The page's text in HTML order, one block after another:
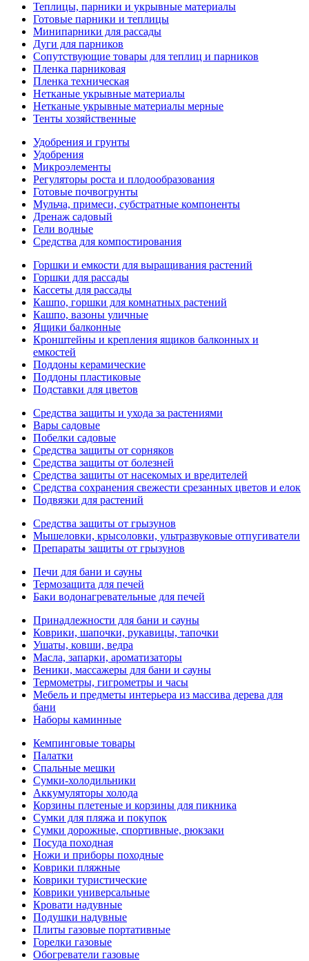
Теплицы, парники и укрывные материалы
Готовые парники и теплицы
Минипарники для рассады
Дуги для парников
Сопутствующие товары для теплиц и парников
Пленка парниковая
Пленка техническая
Нетканые укрывные материалы
Нетканые укрывные материалы мерные
Тенты хозяйственные
Удобрения и грунты
Удобрения
Микроэлементы
Регуляторы роста и плодообразования
Готовые почвогрунты
Мульча, примеси, субстратные компоненты
Дренаж садовый
Гели водные
Средства для компостирования
Горшки и емкости для выращивания растений
Горшки для рассады
Кассеты для рассады
Кашпо, горшки для комнатных растений
Кашпо, вазоны уличные
Ящики балконные
Кронштейны и крепления ящиков балконных и
емкостей
Поддоны керамические
Поддоны пластиковые
Подставки для цветов
Средства защиты и ухода за растениями
Вары садовые
Побелки садовые
Средства защиты от сорняков
Средства защиты от болезней
Средства защиты от насекомых и вредителей
Средства сохранения свежести срезанных цветов и елок
Подвязки для растений
Средства защиты от грызунов
Мышеловки, крысоловки, ультразвуковые отпугиватели
Препараты защиты от грызунов
Печи для бани и сауны
Термозащита для печей
Баки водонагревательные для печей
Принадлежности для бани и сауны
Коврики, шапочки, рукавицы, тапочки
Ушаты, ковши, ведра
Масла, запарки, ароматизаторы
Веники, массажеры для бани и сауны
Термометры, гигрометры и часы
Мебель и предметы интерьера из массива дерева для
бани
Наборы каминные
Кемпинговые товары
Палатки
Спальные мешки
Сумки-холодильники
Аккумуляторы холода
Корзины плетеные и корзины для пикника
Сумки для пляжа и покупок
Сумки дорожные, спортивные, рюкзаки
Посуда походная
Ножи и приборы походные
Коврики пляжные
Коврики туристические
Коврики универсальные
Кровати надувные
Подушки надувные
Плиты газовые портативные
Горелки газовые
Обогреватели газовые